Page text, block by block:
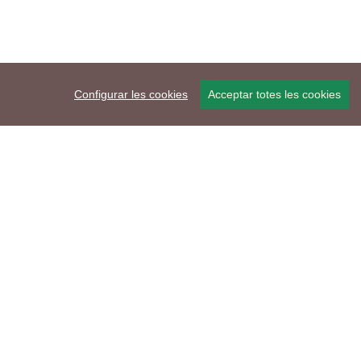
Configurar les cookies Acceptar totes les cookies